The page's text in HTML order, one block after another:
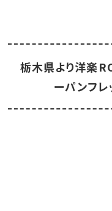
栃木県より洋楽
ーパンフ